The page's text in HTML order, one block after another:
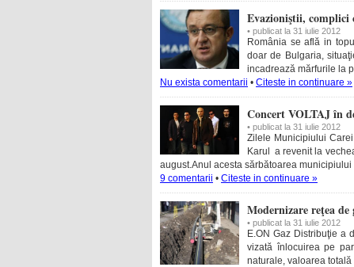
Evazioniştii, complici
• publicat la 31 iulie 2012
România se află in
doar de Bulgaria,
incadrează mărfurile la
Nu exista comentarii • Citeste in continuare »
Concert VOLTAJ în
• publicat la 31 iulie 2012
Zilele Municipiului
Karul a revenit la
august.Anul acesta sărbătoarea
9 comentarii • Citeste in continuare »
Modernizare reţea
• publicat la 31 iulie 2012
E.ON Gaz Distribuţie a
vizată înlocuirea pe
naturale, valoarea